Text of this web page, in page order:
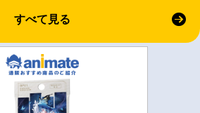
すべて見る